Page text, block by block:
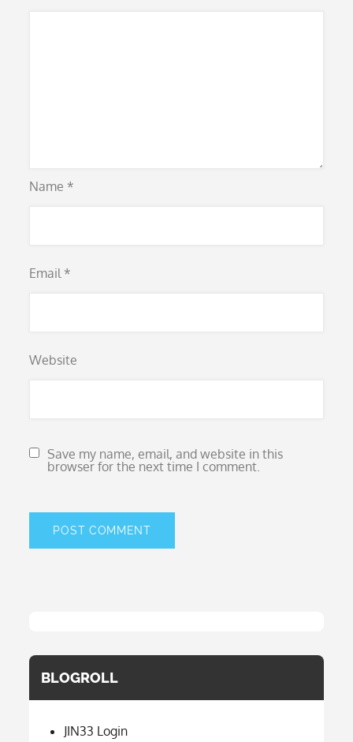
Name *
Email *
Website
Save my name, email, and website in this
browser for the next time I comment.
BLOGROLL
JIN33 Login